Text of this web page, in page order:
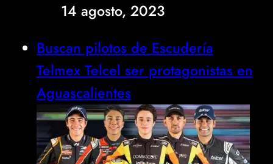
14 agosto, 2023
Buscan pilotos de Escudería
Telmex Telcel ser protagonistas en
Aguascalientes